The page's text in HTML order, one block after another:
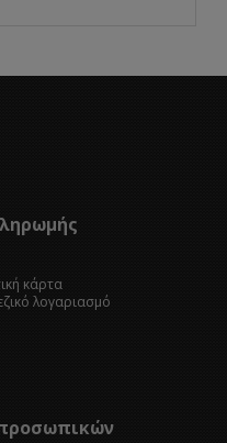
κάρτα
λογαριασμό